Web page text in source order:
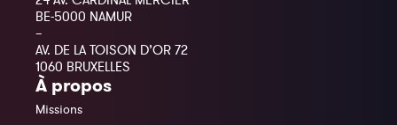
BE-5000 NAMUR
–
AV. DE LA TOISON D’OR 72
1060 BRUXELLES
À propos
Missions